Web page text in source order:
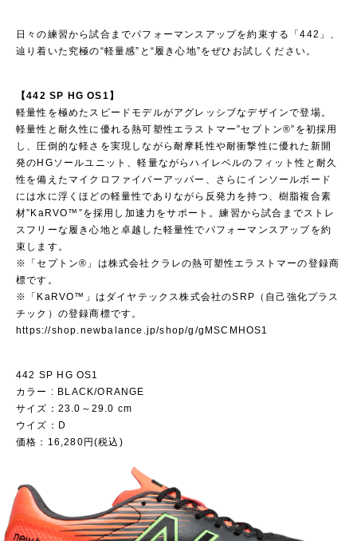
日々の練習から試合までパフォーマンスアップを約束する「442」、
辿り着いた究極の“軽量感”と“履き心地”をぜひお試しください。
【442 SP HG OS1】
軽量性を極めたスピードモデルがアグレッシブなデザインで登場。
軽量性と耐久性に優れる熱可塑性エラストマー”セプトン®”を初採用
し、圧倒的な軽さを実現しながら耐摩耗性や耐衝撃性に優れた新開
発のHGソールユニット、軽量ながらハイレベルのフィット性と耐久
性を備えたマイクロファイバーアッパー、さらにインソールボード
には水に浮くほどの軽量性でありながら反発力を持つ、樹脂複合素
材”KaRVO™”を採用し加速力をサポート。練習から試合までストレ
スフリーな履き心地と卓越した軽量性でパフォーマンスアップを約
束します。
※「セプトン®」は株式会社クラレの熱可塑性エラストマーの登録商
標です。
※「KaRVO™」はダイヤテックス株式会社のSRP（自己強化プラス
チック）の登録商標です。
https://shop.newbalance.jp/shop/g/gMSCMHOS1
442 SP HG OS1
カラー : BLACK/ORANGE
サイズ：23.0～29.0 cm
ウイズ：D
価格：16,280円(税込)